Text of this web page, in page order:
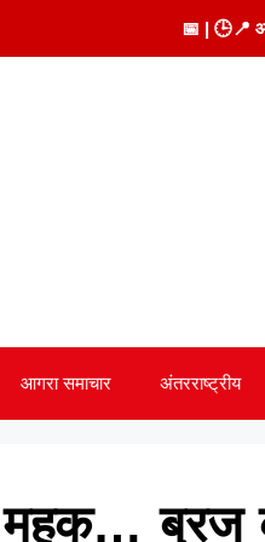
📅 | 🕒📍
आगरा समाचार अंतरराष्ट्रीय
महक… ब्रज